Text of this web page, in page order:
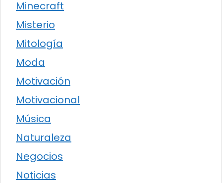
Minecraft
Misterio
Mitología
Moda
Motivación
Motivacional
Música
Naturaleza
Negocios
Noticias